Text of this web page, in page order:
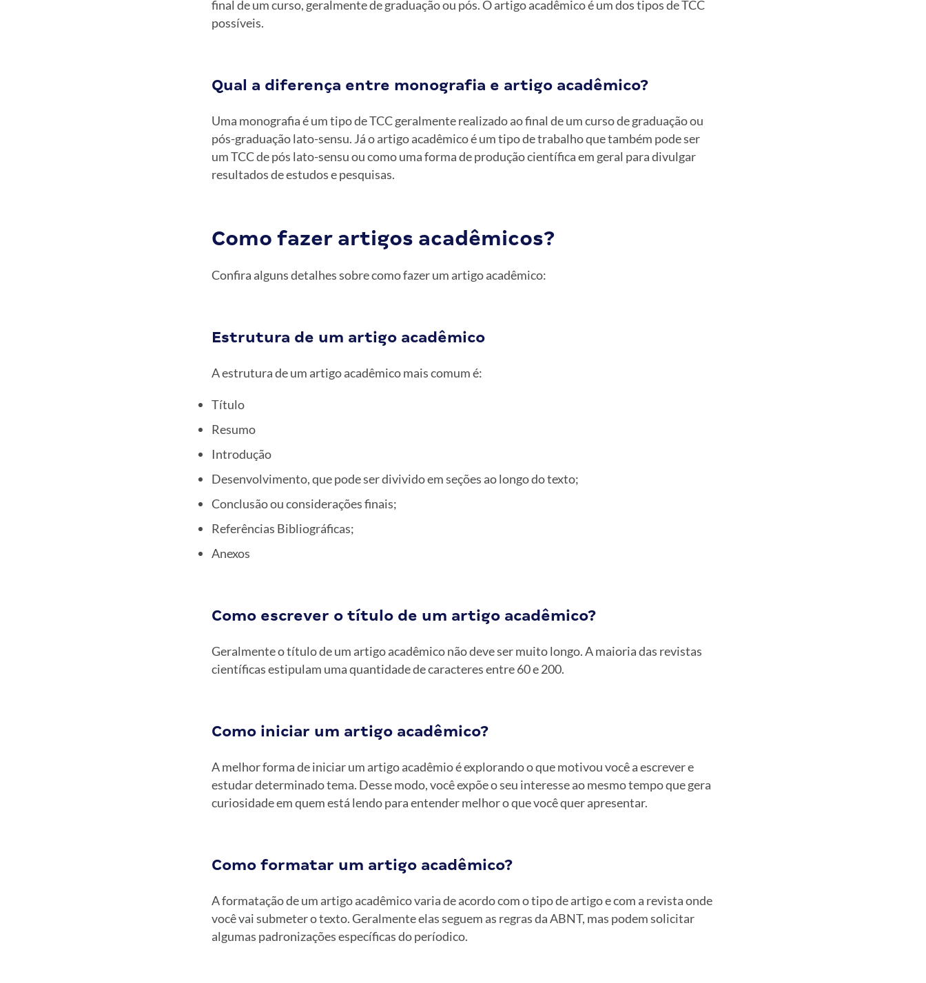
final de um curso, geralmente de graduação ou pós. O artigo acadêmico é um dos tipos de TCC
possíveis.
Qual a diferença entre monografia e artigo acadêmico?
Uma monografia é um tipo de TCC geralmente realizado ao final de um curso de graduação ou
pós-graduação lato-sensu. Já o artigo acadêmico é um tipo de trabalho que também pode ser
um TCC de pós lato-sensu ou como uma forma de produção científica em geral para divulgar
resultados de estudos e pesquisas.
Como fazer artigos acadêmicos?
Confira alguns detalhes sobre como fazer um artigo acadêmico:
Estrutura de um artigo acadêmico
A estrutura de um artigo acadêmico mais comum é:
Título
Resumo
Introdução
Desenvolvimento, que pode ser divivido em seções ao longo do texto;
Conclusão ou considerações finais;
Referências Bibliográficas;
Anexos
Como escrever o título de um artigo acadêmico?
Geralmente o título de um artigo acadêmico não deve ser muito longo. A maioria das revistas
científicas estipulam uma quantidade de caracteres entre 60 e 200.
Como iniciar um artigo acadêmico?
A melhor forma de iniciar um artigo acadêmio é explorando o que motivou você a escrever e
estudar determinado tema. Desse modo, você expõe o seu interesse ao mesmo tempo que gera
curiosidade em quem está lendo para entender melhor o que você quer apresentar.
Como formatar um artigo acadêmico?
A formatação de um artigo acadêmico varia de acordo com o tipo de artigo e com a revista onde
você vai submeter o texto. Geralmente elas seguem as regras da ABNT, mas podem solicitar
algumas padronizações específicas do períodico.